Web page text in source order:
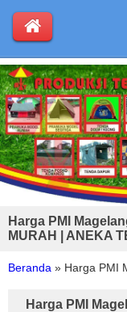
Harga PMI
MURAH | ANEKA
Beranda » Harga PMI
Harga PMI